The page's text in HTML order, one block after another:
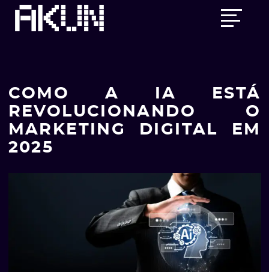
Main
Skip
COMO A IA ESTÁ
REVOLUCIONANDO O
MARKETING DIGITAL EM
2025